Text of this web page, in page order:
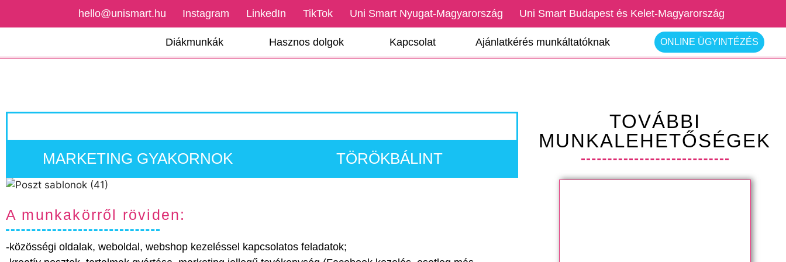
hello@unismart.hu Instagram LinkedIn TikTok Uni Smart Nyugat-Magyarország Uni Smart Budapest és Kelet-Magyarország
Diákmunkák Hasznos dolgok Kapcsolat Ajánlatkérés munkáltatóknak ONLINE ÜGYINTÉZÉS
MARKETING GYAKORNOK TÖRÖKBÁLINT
A munkakörről röviden:
-közösségi oldalak, weboldal, webshop kezeléssel kapcsolatos feladatok;
TOVÁBBI
MUNKALEHETŐSÉGEK